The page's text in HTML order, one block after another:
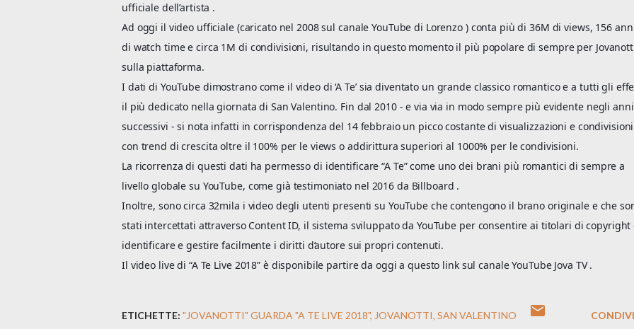
ufficiale dell’artista .
Ad oggi il video ufficiale (caricato nel 2008 sul canale YouTube di Lorenzo ) conta più di 36M di views, 156
di watch time e circa 1M di condivisioni, risultando in questo momento il più popolare di sempre per
sulla piattaforma.
I dati di YouTube dimostrano come il video di ‘A Te’ sia diventato un grande classico romantico e a tutti gli
il più dedicato nella giornata di San Valentino. Fin dal 2010 - e via via in modo sempre più evidente negli anni
successivi - si nota infatti in corrispondenza del 14 febbraio un picco costante di visualizzazioni e condivisioni
con trend di crescita oltre il 100% per le views o addirittura superiori al 1000% per le condivisioni.
La ricorrenza di questi dati ha permesso di identificare “A Te” come uno dei brani più romantici di sempre a
livello globale su YouTube, come già testimoniato nel 2016 da Billboard .
Inoltre, sono circa 32mila i video degli utenti presenti su YouTube che contengono il brano originale e che
stati intercettati attraverso Content ID, il sistema sviluppato da YouTube per consentire ai titolari di copyright
identificare e gestire facilmente i diritti d’autore sui propri contenuti.
Il video live di “A Te Live 2018” è disponibile partire da oggi a questo link sul canale YouTube Jova TV .
ETICHETTE: "JOVANOTTI" GUARDA "A TE LIVE 2018" JOVANOTTI SAN VALENTINO